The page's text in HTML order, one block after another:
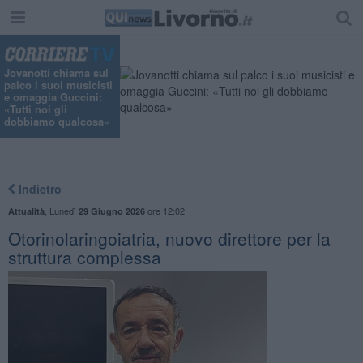
Jovanotti chiama sul
palco i suoi musicisti
e omaggia Guccini:
«Tutti noi gli
dobbiamo qualcosa»
Indietro
Attualità Lunedì 29 Giugno 2026ore 12:02
Otorinolaringoiatria, nuovo direttore per la
struttura complessa